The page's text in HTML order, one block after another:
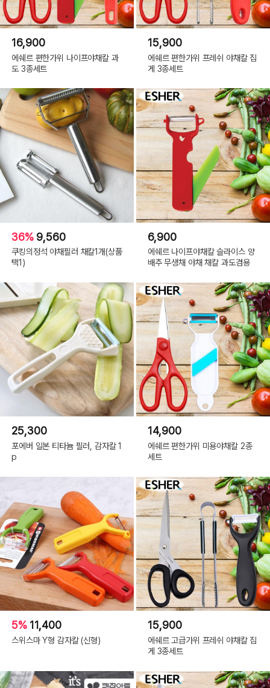
16,900
에쉐르 편한가위 나이프야채칼 과
도 3종세트
15,900
에쉐르 편한가위 프레쉬 야채칼 집
게 3종세트
36% 9,560
쿠킹의정석 야채필러 채칼1개(상품
택1)
6,900
에쉐르 나이프야채칼 슬라이스 양
배추 무생채 야채 채칼 과도겸용
25,300
포에버 일본 티타늄 필러, 감자칼 1
p
14,900
에쉐르 편한가위 미용야채칼 2종
세트
5% 11,400
스위스마 Y형 감자칼 (신형)
15,900
에쉐르 고급가위 프레쉬 야채칼 집
게 3종세트